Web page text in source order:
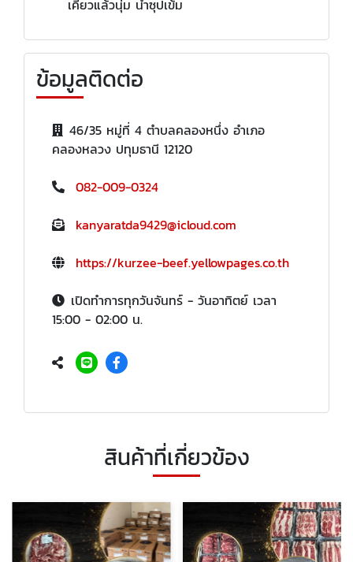
เคี่ยวแล้วนุ่ม น้ำซุปเข้ม
ข้อมูลติดต่อ
46/35 หมู่ที่ 4 ตำบลคลองหนึ่ง อำเภอ
คลองหลวง ปทุมธานี 12120
082-009-0324
kanyaratda9429@icloud.com
https://kurzee-beef.yellowpages.co.th
เปิดทำการทุกวันจันทร์ - วันอาทิตย์ เวลา
15:00 - 02:00 น.
สินค้าที่เกี่ยวข้อง